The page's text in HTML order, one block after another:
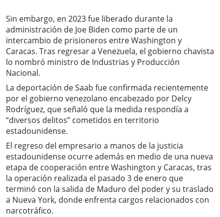
Sin embargo, en 2023 fue liberado durante la
administración de Joe Biden como parte de un
intercambio de prisioneros entre Washington y
Caracas. Tras regresar a Venezuela, el gobierno chavista
lo nombró ministro de Industrias y Producción
Nacional.
La deportación de Saab fue confirmada recientemente
por el gobierno venezolano encabezado por Delcy
Rodríguez, que señaló que la medida respondía a
“diversos delitos” cometidos en territorio
estadounidense.
El regreso del empresario a manos de la justicia
estadounidense ocurre además en medio de una nueva
etapa de cooperación entre Washington y Caracas, tras
la operación realizada el pasado 3 de enero que
terminó con la salida de Maduro del poder y su traslado
a Nueva York, donde enfrenta cargos relacionados con
narcotráfico.